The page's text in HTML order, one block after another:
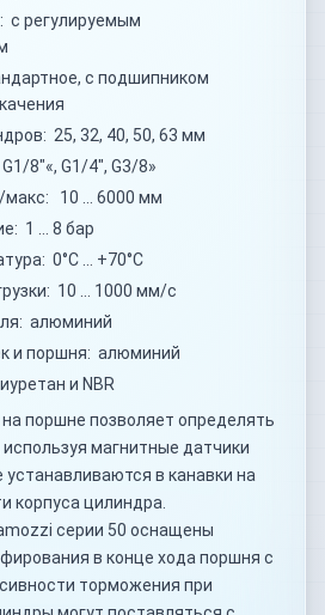
регулируемым
с подшипником
25, 32, 40, 50, 63 мм
8"«, G1/4", G3/8»
10 … 6000 мм
1 … 8 бар
0°C … +70°C
10 … 1000 мм/с
алюминий
и поршня: алюминий
и NBR
поршне позволяет определять
магнитные датчики
в канавки на
корпуса цилиндра.
серии 50 оснащены
в конце хода поршня с
торможения при